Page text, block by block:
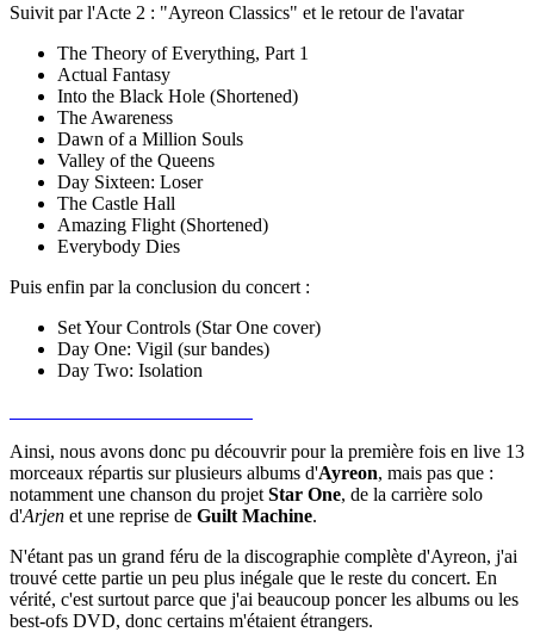
Suivit par l'Acte 2 : "Ayreon Classics" et le retour de l'avatar
The Theory of Everything, Part 1
Actual Fantasy
Into the Black Hole (Shortened)
The Awareness
Dawn of a Million Souls
Valley of the Queens
Day Sixteen: Loser
The Castle Hall
Amazing Flight (Shortened)
Everybody Dies
Puis enfin par la conclusion du concert :
Set Your Controls (Star One cover)
Day One: Vigil (sur bandes)
Day Two: Isolation
Ainsi, nous avons donc pu découvrir pour la première fois en live 13
morceaux répartis sur plusieurs albums d'Ayreon, mais pas que :
notamment une chanson du projet Star One, de la carrière solo
d'Arjen et une reprise de Guilt Machine.
N'étant pas un grand féru de la discographie complète d'Ayreon, j'ai
trouvé cette partie un peu plus inégale que le reste du concert. En
vérité, c'est surtout parce que j'ai beaucoup poncer les albums ou les
best-ofs DVD, donc certains m'étaient étrangers.